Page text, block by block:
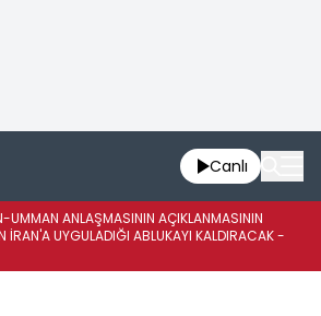
Canlı
UMMAN ANLAŞMASININ AÇIKLANMASININ
İRAN'A UYGULADIĞI ABLUKAYI KALDIRACAK -